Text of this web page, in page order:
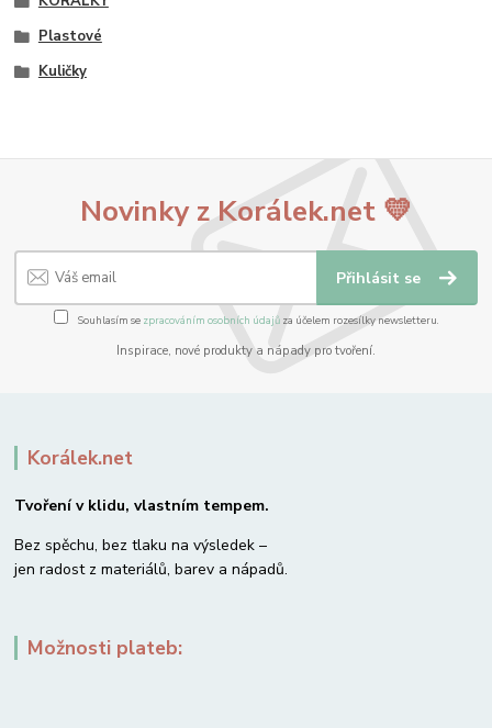
Plastové
Kuličky
Novinky z Korálek.net 💛
Přihlásit se
Souhlasím se zpracováním osobních údajůza účelem rozesílky newsletteru.
Inspirace, nové produkty a nápady pro tvoření.
Korálek.net
Tvoření v klidu, vlastním tempem.
Bez spěchu, bez tlaku na výsledek –
jen radost z materiálů, barev a nápadů.
Možnosti plateb: